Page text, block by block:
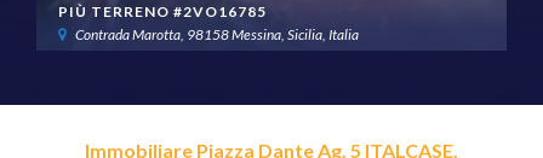
PIÙ TERRENO #2VO16785
Contrada Marotta, 98158 Messina, Sicilia, Italia
Immobiliare Piazza Dante Ag. 5 ITALCASE.